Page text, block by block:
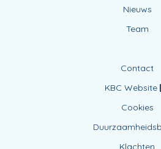
Nieuws
Team
Contact
KBC Website
Cookies
Klachten